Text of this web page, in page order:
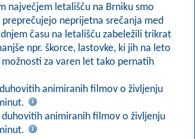
največjem letališču na Brniku smo
neprijetna srečanja med
času na letališču zabeležili trikrat
npr. škorce, lastovke, ki jih na leto
za varen let tako pernatih
animiranih filmov o življenju
duhovitih animiranih filmov o življenju